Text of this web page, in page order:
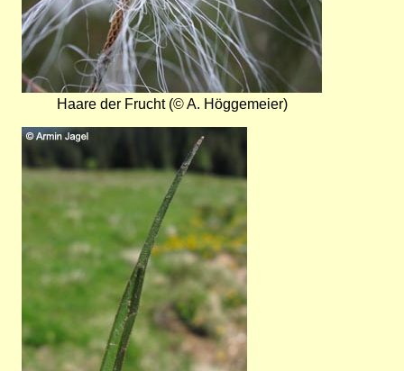
Haare der Frucht (© A. Höggemeier)
Bild